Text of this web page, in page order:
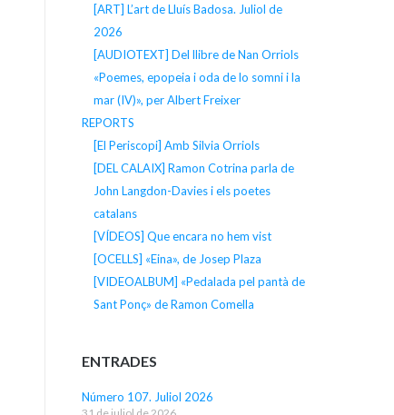
[ART] L’art de Lluís Badosa. Juliol de
2026
[AUDIOTEXT] Del llibre de Nan Orriols
«Poemes, epopeia i oda de lo somni i la
mar (IV)», per Albert Freixer
REPORTS
[El Periscopi] Amb Silvia Orriols
[DEL CALAIX] Ramon Cotrina parla de
John Langdon-Davies i els poetes
catalans
[VÍDEOS] Que encara no hem vist
[OCELLS] «Eina», de Josep Plaza
[VIDEOALBUM] «Pedalada pel pantà de
Sant Ponç» de Ramon Comella
ENTRADES
Número 107. Juliol 2026